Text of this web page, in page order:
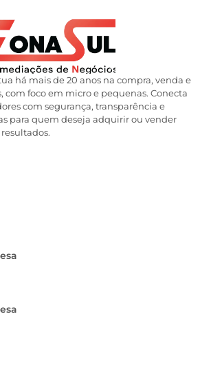
há mais de 20 anos na compra, venda e
com foco em micro e pequenas. Conecta
com segurança, transparência e
para quem deseja adquirir ou vender